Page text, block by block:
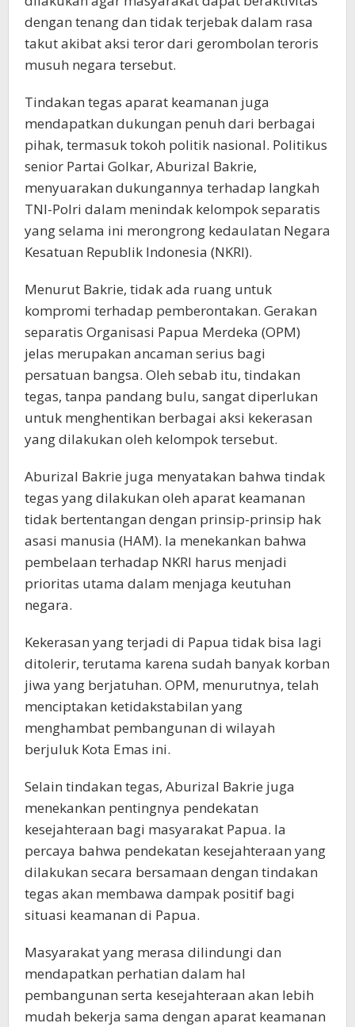
dengan tenang dan tidak terjebak dalam rasa
takut akibat aksi teror dari gerombolan teroris
musuh negara tersebut.
Tindakan tegas aparat keamanan juga
mendapatkan dukungan penuh dari berbagai
pihak, termasuk tokoh politik nasional. Politikus
senior Partai Golkar, Aburizal Bakrie,
menyuarakan dukungannya terhadap langkah
TNI-Polri dalam menindak kelompok separatis
yang selama ini merongrong kedaulatan Negara
Kesatuan Republik Indonesia (NKRI).
Menurut Bakrie, tidak ada ruang untuk
kompromi terhadap pemberontakan. Gerakan
separatis Organisasi Papua Merdeka (OPM)
jelas merupakan ancaman serius bagi
persatuan bangsa. Oleh sebab itu, tindakan
tegas, tanpa pandang bulu, sangat diperlukan
untuk menghentikan berbagai aksi kekerasan
yang dilakukan oleh kelompok tersebut.
Aburizal Bakrie juga menyatakan bahwa tindak
tegas yang dilakukan oleh aparat keamanan
tidak bertentangan dengan prinsip-prinsip hak
asasi manusia (HAM). Ia menekankan bahwa
pembelaan terhadap NKRI harus menjadi
prioritas utama dalam menjaga keutuhan
negara.
Kekerasan yang terjadi di Papua tidak bisa lagi
ditolerir, terutama karena sudah banyak korban
jiwa yang berjatuhan. OPM, menurutnya, telah
menciptakan ketidakstabilan yang
menghambat pembangunan di wilayah
berjuluk Kota Emas ini.
Selain tindakan tegas, Aburizal Bakrie juga
menekankan pentingnya pendekatan
kesejahteraan bagi masyarakat Papua. Ia
percaya bahwa pendekatan kesejahteraan yang
dilakukan secara bersamaan dengan tindakan
tegas akan membawa dampak positif bagi
situasi keamanan di Papua.
Masyarakat yang merasa dilindungi dan
mendapatkan perhatian dalam hal
pembangunan serta kesejahteraan akan lebih
mudah bekerja sama dengan aparat keamanan